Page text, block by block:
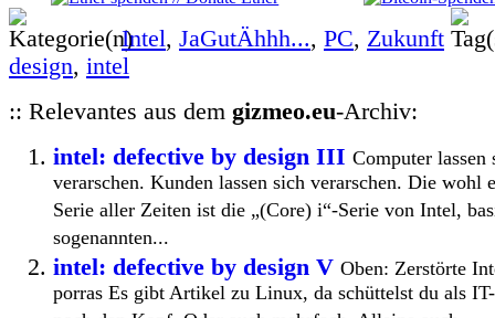
Intel, JaGutÄhhh..., PC, Zukunft
design, intel
:: Relevantes aus dem gizmeo.eu-Archiv:
intel: defective by design III Computer lassen
verarschen. Kunden lassen sich verarschen. Die wohl
Serie aller Zeiten ist die „(Core) i“-Serie von Intel,
sogenannten...
intel: defective by design V Oben: Zerstörte
porras Es gibt Artikel zu Linux, da schüttelst du als